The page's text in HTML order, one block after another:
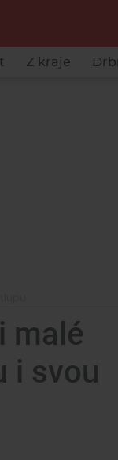
Z kraje
malé
i svou